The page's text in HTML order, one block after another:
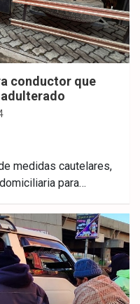
conductor que
medidas cautelares,
para…